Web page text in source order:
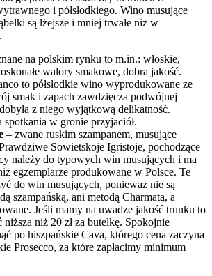
i półsłodkiego. Wino musujące
są lżejsze i mniej trwałe niż w
na polskim rynku to m.in.: włoskie,
walory smakowe, dobra jakość.
to półsłodkie wino wyprodukowane ze
smak i zapach zawdzięcza podwójnej
z niego wyjątkową delikatność.
spotkania w gronie przyjaciół.
– zwane ruskim szampanem, musujące
Sowietskoje Igristoje, pochodzące
należy do typowych win musujących i ma
egzemplarze produkowane w Polsce. Te
do win musujących, ponieważ nie są
szampańską, ani metodą Charmata, a
Jeśli mamy na uwadze jakość trunku to
niż 20 zł za butelkę. Spokojnie
po hiszpańskie Cava, którego cena zaczyna
Prosecco, za które zapłacimy minimum